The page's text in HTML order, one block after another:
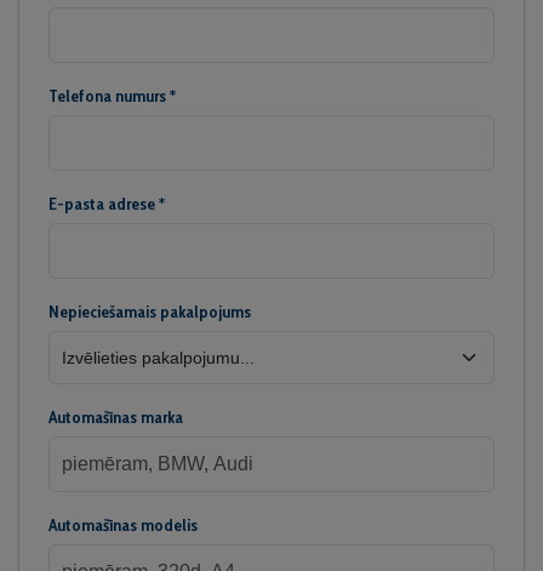
Telefona numurs *
E-pasta adrese *
Nepieciešamais pakalpojums
Automašīnas marka
Automašīnas modelis